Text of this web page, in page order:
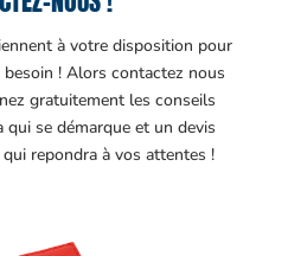
à votre disposition pour
! Alors contactez nous
gratuitement les conseils
qui se démarque et un devis
repondra à vos attentes !